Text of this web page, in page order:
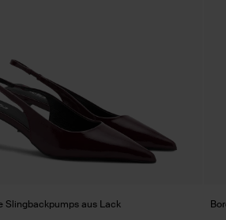
Slingbackpumps aus Lack